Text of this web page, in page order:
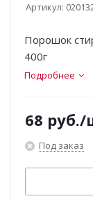
Артикул:
Порошок
400г
Подробнее
68 руб./
Под заказ